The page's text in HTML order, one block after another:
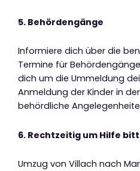
5. Behördengänge
Informiere dich über die
Termine für
dich um die Ummeldung
Anmeldung der Kinder in
behördliche
6. Rechtzeitig um Hilfe
Umzug von Villach nach